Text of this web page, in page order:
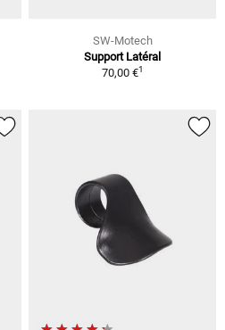
SW-Motech
Support Latéral
70,00 €1